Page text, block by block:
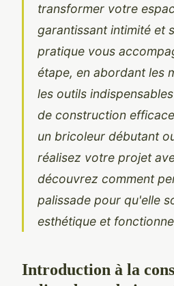
transformer votre
garantissant intimité et
pratique vous
étape, en abordant les
les outils
de construction
un bricoleur débutant
réalisez votre projet
découvrez comment
palissade pour qu'elle
esthétique et
Introduction à la